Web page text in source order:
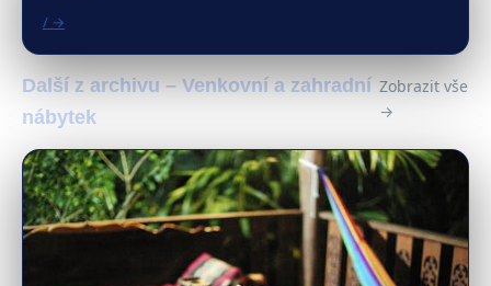
/ →
Další z archivu – Venkovní a zahradní
nábytek
Zobrazit vše
→